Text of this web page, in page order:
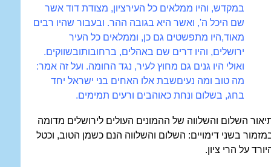
במקדש, והיו ממלאים כל העירציון, מצודת דוד אשר
שם היכל ה', ואשר היא בגובה ההר. ובעבור שהיו רבים
מאוד,היו מתפשטים גם כן, וממלאים כל העיר
ירושלים, והיו דרים שם באהלים, ברחובותובשווקים.
ואולי היו גנים גם מחוץ לעיר, נגד החומה. ועל זה אמר:
מה טוב ומה נעיםשבת אלו האחים בני ישראל יחד
בחג, בשלום ונחת כאוהבים ורעים תמימים.
השלום והשלווה של ההמונים העולים לירושלים מדומה
בשני דימויים: השלום והשלווה הנם כשמן הטוב, וכטל
על הרי ציון.